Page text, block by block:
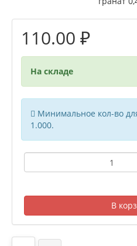
110.00 ₽
На складе
Минимальное кол-во
1.000.
В